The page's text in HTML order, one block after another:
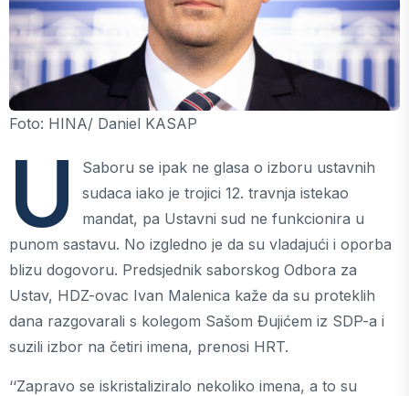
Foto: HINA/ Daniel KASAP
U
Saboru se ipak ne glasa o izboru ustavnih
sudaca iako je trojici 12. travnja istekao
mandat, pa Ustavni sud ne funkcionira u
punom sastavu. No izgledno je da su vladajući i oporba
blizu dogovoru. Predsjednik saborskog Odbora za
Ustav, HDZ-ovac Ivan Malenica kaže da su proteklih
dana razgovarali s kolegom Sašom Đujićem iz SDP-a i
suzili izbor na četiri imena, prenosi HRT.
‘‘Zapravo se iskristaliziralo nekoliko imena, a to su